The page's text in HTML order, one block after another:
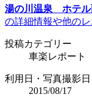
湯の川温泉 ホテル
の詳細情報や他の
投稿カテゴリー
車楽レポート
利用日・写真撮影日
2015/08/17